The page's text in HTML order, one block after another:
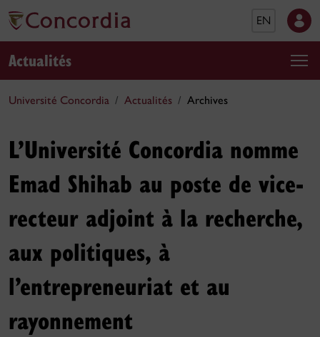
EN
Actualités
Université Concordia Actualités Archives
L’Université Concordia nomme
Emad Shihab au poste de vice-
recteur adjoint à la recherche,
aux politiques, à
l’entrepreneuriat et au
rayonnement